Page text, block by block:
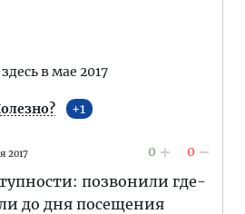
в мае 2017
1
2017 0 0
позвонили где-
до дня посещения